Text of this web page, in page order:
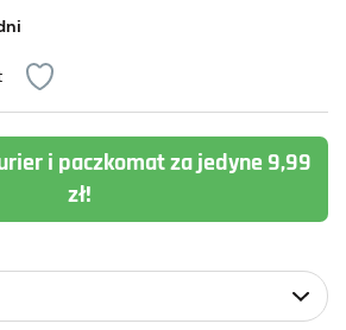
i paczkomat za jedyne 9,99
zł!